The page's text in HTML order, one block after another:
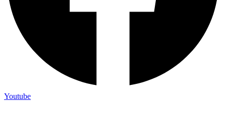
Youtube